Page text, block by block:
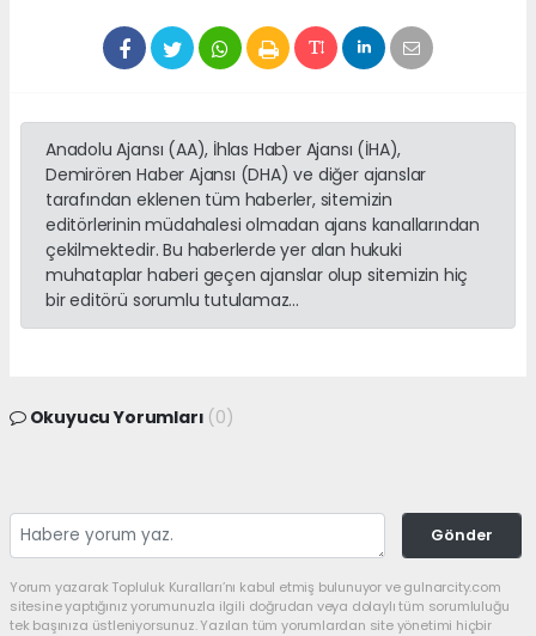
Anadolu Ajansı (AA), İhlas Haber Ajansı (İHA),
Demirören Haber Ajansı (DHA) ve diğer ajanslar
tarafından eklenen tüm haberler, sitemizin
editörlerinin müdahalesi olmadan ajans kanallarından
çekilmektedir. Bu haberlerde yer alan hukuki
muhataplar haberi geçen ajanslar olup sitemizin hiç
bir editörü sorumlu tutulamaz...
Okuyucu Yorumları (0)
Gönder
Yorum yazarak Topluluk Kuralları’nı kabul etmiş bulunuyor ve gulnarcity.com
sitesine yaptığınız yorumunuzla ilgili doğrudan veya dolaylı tüm sorumluluğu
tek başınıza üstleniyorsunuz. Yazılan tüm yorumlardan site yönetimi hiçbir